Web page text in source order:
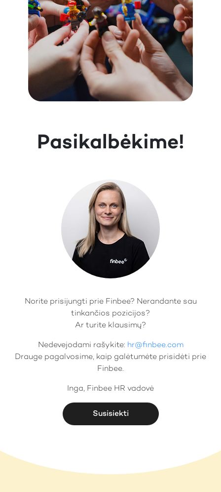
Pasikalbėkime!
Norite prisijungti prie Finbee? Nerandante sau
tinkančios pozicijos?
Ar turite klausimų?
Nedevejodami rašykite: hr@finbee.com
Drauge pagalvosime, kaip galėtumėte prisidėti prie
Finbee.
Inga, Finbee HR vadovė
Susisiekti